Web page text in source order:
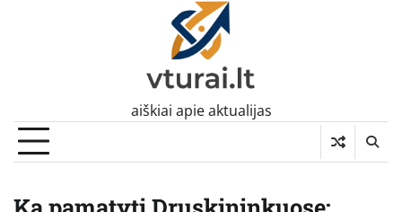
aiškiai apie aktualijas